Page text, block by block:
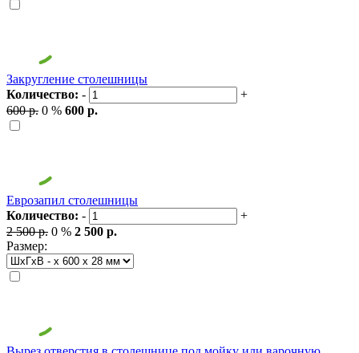
Закругление столешницы
Количество: -
+
600 р. 0 % 600 р.
Еврозапил столешницы
Количество: -
+
2 500 р. 0 % 2 500 р.
Размер: